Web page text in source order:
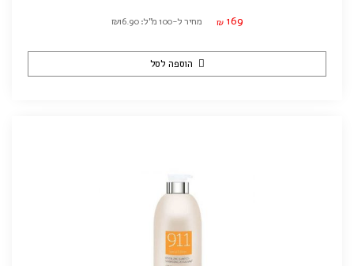
₪ 169 מחיר ל-100 מ"ל: ₪16.90
הוספה לסל